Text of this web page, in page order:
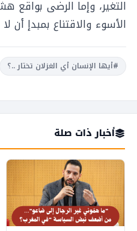
التغير، وإما الرضى بواقع
الأسوء والاقتناع بمبدإ
#أيها الإنسان أي الغزلان تختار ..؟
أخبار ذات صلة